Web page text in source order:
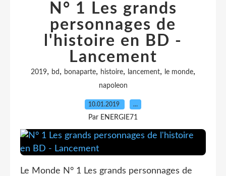
N° 1 Les grands
personnages de
l'histoire en BD -
Lancement
2019, bd , bonaparte, histoire, lancement, le monde,
napoleon
10.01.2019 …
Par ENERGIE71
Le Monde N° 1 Les grands personnages de